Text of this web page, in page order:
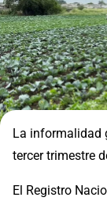
La informalidad
tercer trimestre
El Registro